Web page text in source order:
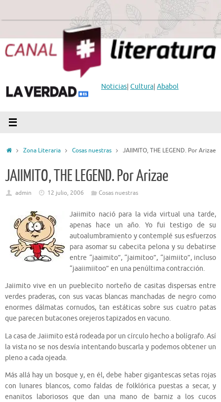
Noticias| Cultura| Ababol
InicioZona Literaria Cosas nuestras JAIIMITO, THE LEGEND. Por Arizae
JAIIMITO, THE LEGEND. Por Arizae
admin 12 julio, 2006 Cosas nuestras
Jaiimito nació para la vida virtual una tarde,
apenas hace un año. Yo fui testigo de su
autoalumbramiento y contemplé sus esfuerzos
para asomar su cabecita pelona y su debatirse
entre “jaaimito”, “jaimitoo”, “jaimiito”, incluso
“jaaiimiitoo” en una penúltima contracción.
Jaiimito vive en un pueblecito norteño de casitas dispersas entre
verdes praderas, con sus vacas blancas manchadas de negro como
enormes dálmatas cornudos, tan estáticas sobre sus cuatro patas
que parecen butacones orejeros tapizados en vacuno.
La casa de Jaiimito está rodeada por un círculo hecho a bolígrafo. Así
la vista no se nos desvía intentando buscarla y podemos obtener un
pleno a cada ojeada.
Más allá hay un bosque y, en él, debe haber gigantescas setas rojas
con lunares blancos, como faldas de folklórica puestas a secar, y
enanitos laboriosos que dan una mano de barniz a los cucos